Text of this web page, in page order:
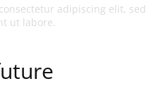
adipiscing elit, sed
ut labore.